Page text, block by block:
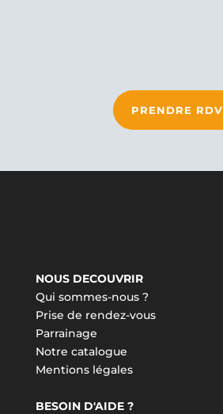
PRENDRE RDV
NOUS DECOUVRIR
Qui sommes-nous ?
Prise de rendez-vous
Parrainage
Notre catalogue
Mentions légales
BESOIN D'AIDE ?